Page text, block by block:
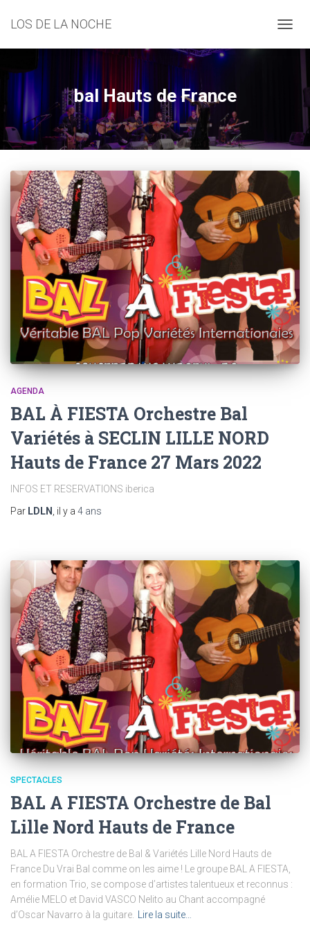
LOS DE LA NOCHE
LA
bal Hauts de France
AGENDA
BAL À FIESTA Orchestre Bal
Variétés à SECLIN LILLE NORD
Hauts de France 27 Mars 2022
INFOS ET RESERVATIONS iberica
Par LDLN , il y a 4 ans
SPECTACLES
BAL A FIESTA Orchestre de Bal
Lille Nord Hauts de France
BAL A FIESTA Orchestre de Bal & Variétés Lille Nord Hauts de
France Du Vrai Bal comme on les aime ! Le groupe BAL A FIESTA,
en formation Trio, se compose d’artistes talentueux et reconnus :
Amélie MELO et David VASCO Nelito au Chant accompagné
d’Oscar Navarro à la guitare. Lire la suite…